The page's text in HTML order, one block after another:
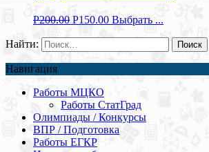
Р200.00 Р150.00 Выбрать ...
Найти:
Навигация
Работы МЦКО
Работы СтатГрад
Олимпиады / Конкурсы
ВПР / Подготовка
Работы ЕГКР